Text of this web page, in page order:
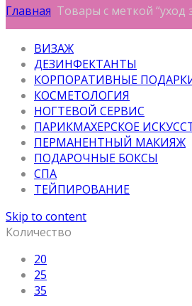
Главная Товары с меткой “уход
ВИЗАЖ
ДЕЗИНФЕКТАНТЫ
КОРПОРАТИВНЫЕ
КОСМЕТОЛОГИЯ
НОГТЕВОЙ СЕРВИС
ПАРИКМАХЕРСКОЕ
ПЕРМАНЕНТНЫЙ МАКИЯЖ
ПОДАРОЧНЫЕ БОКСЫ
СПА
ТЕЙПИРОВАНИЕ
Skip to content
Количество
20
25
35